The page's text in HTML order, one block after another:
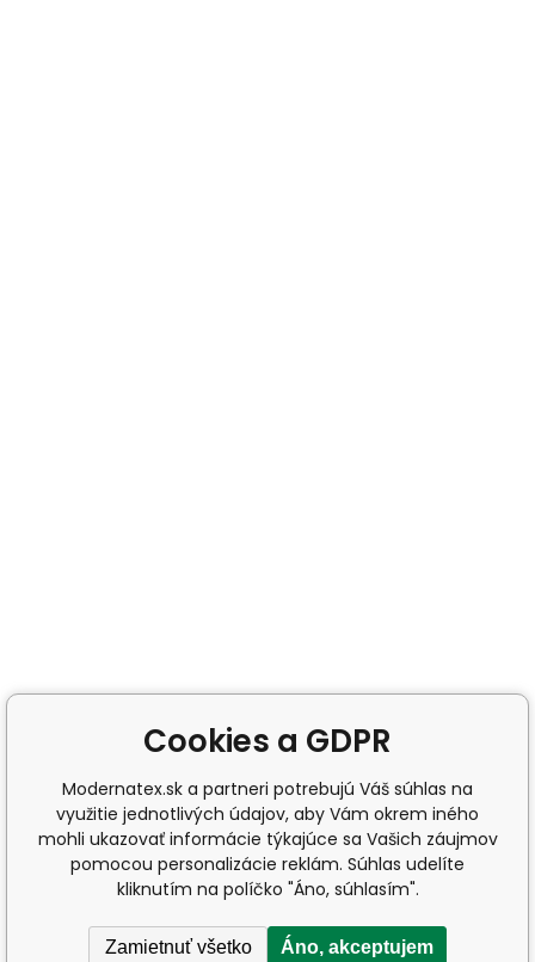
Cookies a GDPR
Modernatex.sk a partneri potrebujú Váš súhlas na
využitie jednotlivých údajov, aby Vám okrem iného
mohli ukazovať informácie týkajúce sa Vašich záujmov
pomocou personalizácie reklám. Súhlas udelíte
kliknutím na políčko "Áno, súhlasím".
Zamietnuť všetko Áno, akceptujem